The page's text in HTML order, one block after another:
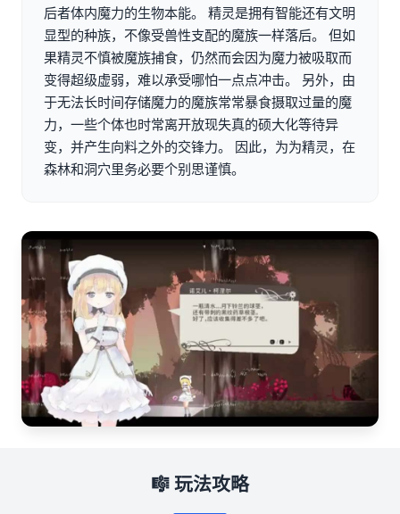
后者体内魔力的生物本能。 精灵是拥有智能还有文明
显型的种族，不像受兽性支配的魔族一样落后。 但如
果精灵不慎被魔族捕食，仍然而会因为魔力被吸取而
变得超级虚弱，难以承受哪怕一点点冲击。 另外，由
于无法长时间存储魔力的魔族常常暴食摄取过量的魔
力，一些个体也时常离开放现失真的硕大化等待异
变，并产生向料之外的交锋力。 因此，为为精灵，在
森林和洞穴里务必要个别思谨慎。
🎼 玩法攻略